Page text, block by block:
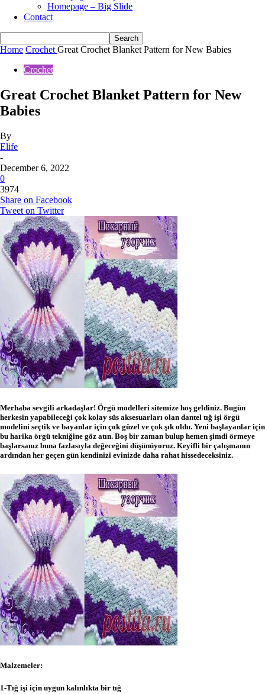
Homepage – Big Slide
Contact
Home Crochet Great Crochet Blanket Pattern for New Babies
Crochet
Great Crochet Blanket Pattern for New
Babies
By
Elife
-
December 6, 2022
0
3974
Share on Facebook
Tweet on Twitter
Merhaba sevgili arkadaşlar! Örgü modelleri sitemize hoş geldiniz. Bugün
herkesin yapabileceği çok kolay süs aksesuarları olan dantel tığ işi örgü
modelini seçtik ve bayanlar için çok güzel ve çok şık oldu. Yeni başlayanlar için
bu harika örgü tekniğine göz atın. Boş bir zaman bulup hemen şimdi örmeye
başlarsanız buna fazlasıyla değeceğini düşünüyoruz. Keyifli bir çalışmanın
ardından her geçen gün kendinizi evinizde daha rahat hissedeceksiniz.
Malzemeler:
1-Tığ işi için uygun kalınlıkta bir tığ